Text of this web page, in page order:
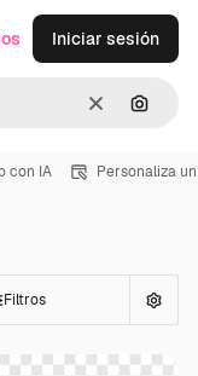
Borrar
Iniciar sesión
con IA Personaliza
Filtros